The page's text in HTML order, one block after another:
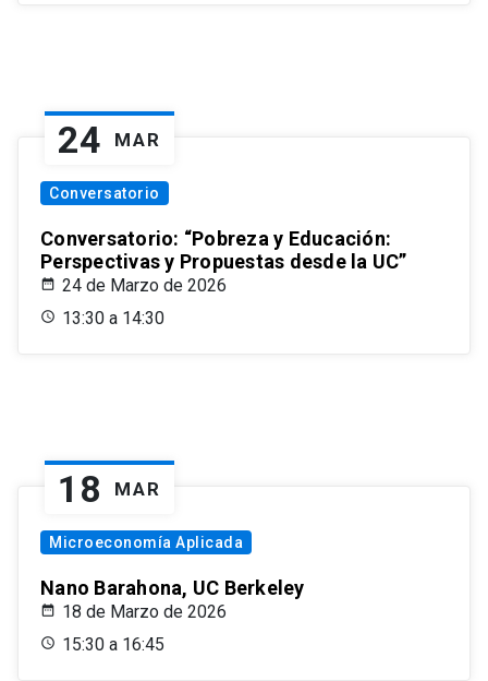
24 MAR
Conversatorio
Conversatorio: “Pobreza y Educación:
Perspectivas y Propuestas desde la UC”
24 de Marzo de 2026
13:30 a 14:30
18 MAR
Microeconomía Aplicada
Nano Barahona, UC Berkeley
18 de Marzo de 2026
15:30 a 16:45